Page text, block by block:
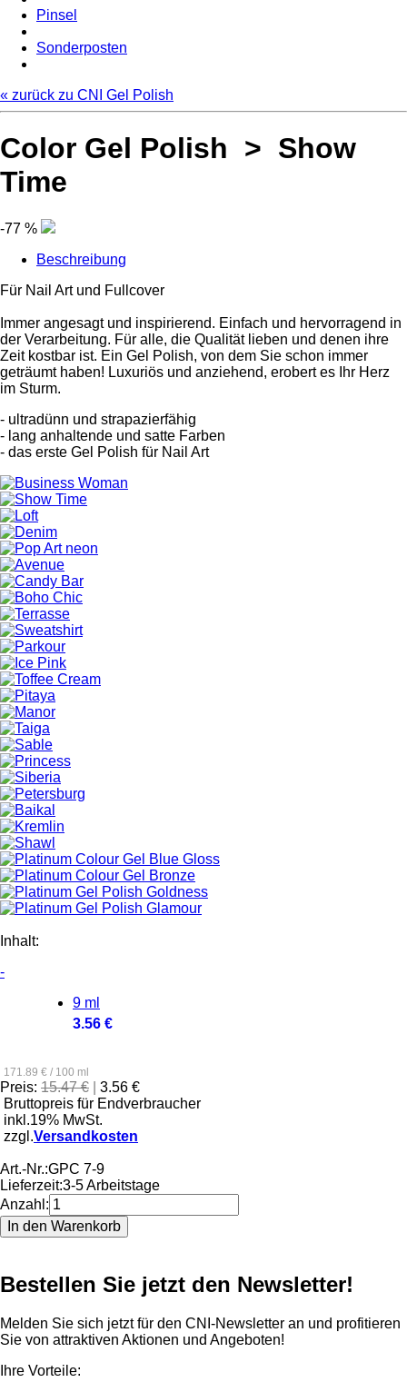
Pinsel
Sonderposten
« zurück zu CNI Gel Polish
Color Gel Polish > Show
Time
-77 %
Beschreibung
Für Nail Art und Fullcover
Immer angesagt und inspirierend. Einfach und hervorragend in
der Verarbeitung. Für alle, die Qualität lieben und denen ihre
Zeit kostbar ist. Ein Gel Polish, von dem Sie schon immer
geträumt haben! Luxuriös und anziehend, erobert es Ihr Herz
im Sturm.
- ultradünn und strapazierfähig
- lang anhaltende und satte Farben
- das erste Gel Polish für Nail Art
Inhalt:
-
9 ml
3.56 €
171.89 € / 100 ml
Preis: 15.47 €
3.56 €
Bruttopreis für Endverbraucher
inkl.19% MwSt.
zzgl.Versandkosten
Art.-Nr.:GPC 7-9
Lieferzeit:3-5 Arbeitstage
Anzahl:
Bestellen Sie jetzt den Newsletter!
Melden Sie sich jetzt für den CNI-Newsletter an und profitieren
Sie von attraktiven Aktionen und Angeboten!
Ihre Vorteile: